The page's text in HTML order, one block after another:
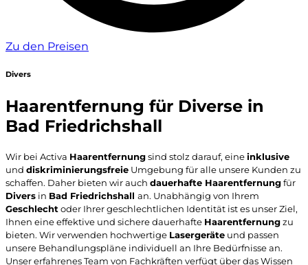
Zu den Preisen
Divers
Haarentfernung für Diverse in
Bad Friedrichshall
Wir bei Activa Haarentfernungsind stolz darauf, eineinklusive
und diskriminierungsfreie Umgebung für alle unsere Kunden zu
schaffen. Daher bieten wir auch dauerhafte Haarentfernungfür
Divers in Bad Friedrichshall an. Unabhängig von Ihrem
Geschlecht oder Ihrer geschlechtlichen Identität ist es unser Ziel,
Ihnen eine effektive und sichere dauerhafte Haarentfernungzu
bieten. Wir verwenden hochwertige Lasergeräte und passen
unsere Behandlungspläne individuell an Ihre Bedürfnisse an.
Unser erfahrenes Team von Fachkräften verfügt über das Wissen